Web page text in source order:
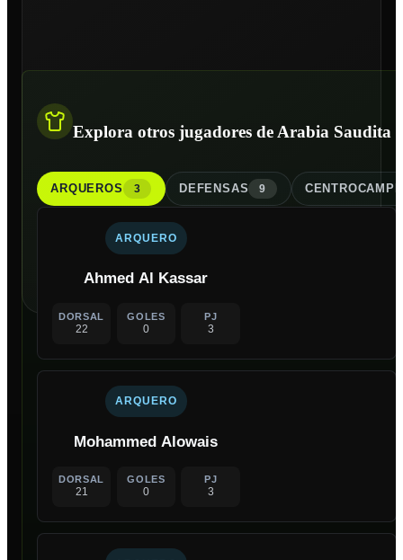
Explora otros jugadores de Arabia Saudita
ARQUEROS 3 DEFENSAS 9
ARQUERO
Ahmed Al Kassar
DORSAL
22
GOLES
0
PJ
3
ARQUERO
Mohammed Alowais
DORSAL
21
GOLES
0
PJ
3